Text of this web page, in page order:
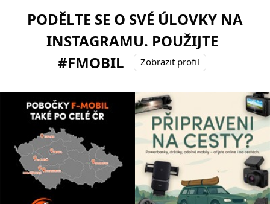
PODĚLTE SE O SVÉ ÚLOVKY NA
INSTAGRAMU. POUŽIJTE
#FMOBIL
Zobrazit profil